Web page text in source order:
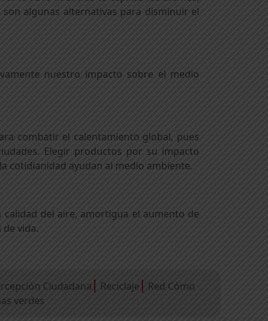
algunas alternativas para disminuir el
nuestro impacto sobre el medio
combatir el calentamiento global, pues
Elegir productos por su impacto
cotidianidad ayudan al medio ambiente.
calidad del aire, amortigua el aumento de
vida.
Ciudadana Reciclaje
Red Cómo
verdes